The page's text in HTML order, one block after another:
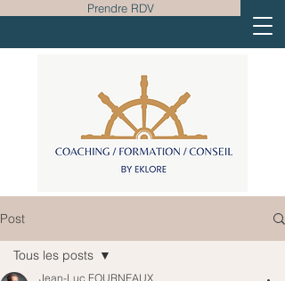
Prendre RDV
Post
Tous les posts
Jean-Luc FOURNEAUX